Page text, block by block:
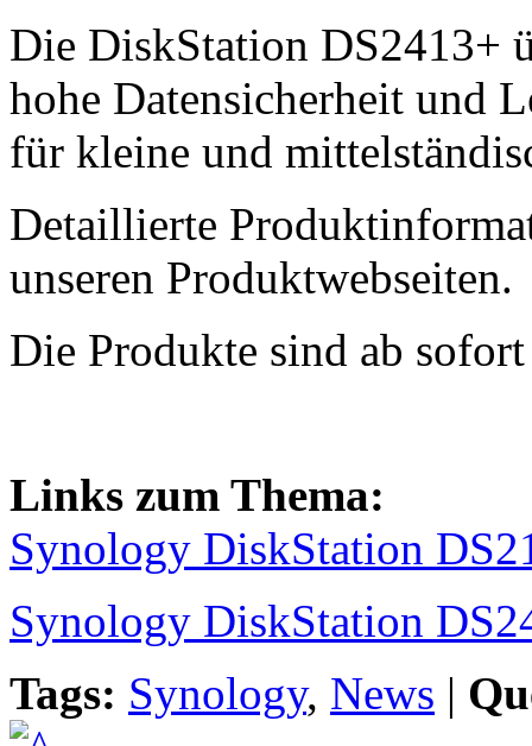
Die DiskStation DS2413+
hohe Datensicherheit und
für kleine und
Detaillierte
unseren Produktwebseiten.
Die Produkte sind ab
Links zum Thema:
Synology DiskStation
Synology DiskStation
Tags: Synology, News |